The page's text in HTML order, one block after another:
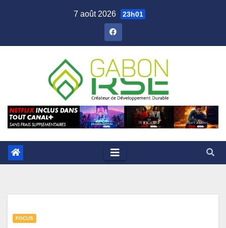
7 août 2026 23h01
FOCUS